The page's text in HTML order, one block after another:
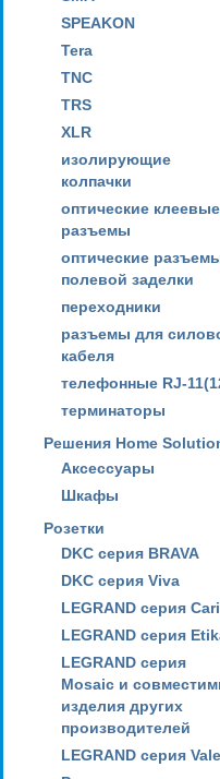
SPEAKON
Tera
TNC
TRS
XLR
изолирующие
колпачки
оптические клеевые
разъемы
оптические
полевой заделки
переходники
разъемы для
кабеля
телефонные RJ-
терминаторы
Решения Home
Аксессуары
Шкафы
Розетки
DKC серия BRAVA
DKC серия Viva
LEGRAND серия
LEGRAND серия
LEGRAND серия
Mosaic и
изделия других
производителей
LEGRAND серия